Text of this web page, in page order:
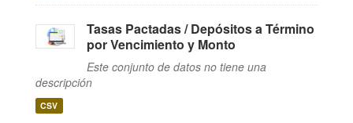
Tasas Pactadas / Depósitos a Término
por Vencimiento y Monto
Este conjunto de datos no tiene una
descripción
CSV